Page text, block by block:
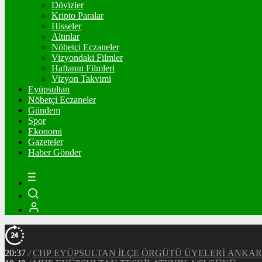
Dövizler
Kripto Paralar
Hisseler
Altınlar
Nöbetçi Eczaneler
Vizyondaki Filmler
Haftanın Filmleri
Vizyon Takvimi
Eyüpsultan
Nöbetçi Eczaneler
Gündem
Spor
Ekonomi
Gazeteler
Haber Gönder
20:37 / CHP EYÜPSULTAN İLÇE ÖRGÜTÜ ÜYELERİ